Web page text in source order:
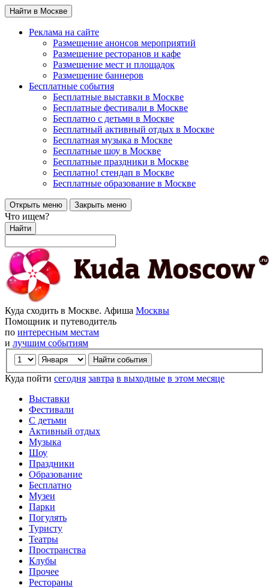
Найти в Москве
Реклама на сайте
Размещение анонсов мероприятий
Размещение ресторанов и кафе
Размещение мест и площадок
Размещение баннеров
Бесплатные события
Бесплатные выставки в Москве
Бесплатные фестивали в Москве
Бесплатно с детьми в Москве
Бесплатный активный отдых в Москве
Бесплатная музыка в Москве
Бесплатные шоу в Москве
Бесплатные праздники в Москве
Бесплатно! стендап в Москве
Бесплатные образование в Москве
Открыть меню Закрыть меню
Что ищем?
Найти
Куда сходить в Москве. Афиша Москвы
Помощник и путеводитель
по интересным местам
и лучшим событиям
Куда пойти сегодня завтра в выходные в этом месяце
Выставки
Фестивали
С детьми
Активный отдых
Музыка
Шоу
Праздники
Образование
Бесплатно
Музеи
Парки
Погулять
Туристу
Театры
Пространства
Клубы
Прочее
Рестораны